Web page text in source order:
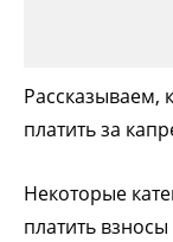
Рассказываем,
платить за
Некоторые
платить